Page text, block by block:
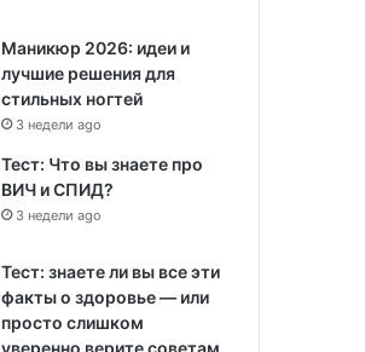
Маникюр 2026: идеи и
лучшие решения для
стильных ногтей
3 недели ago
Тест: Что вы знаете про
ВИЧ и СПИД?
3 недели ago
Тест: знаете ли вы все эти
факты о здоровье — или
просто слишком
уверенно верите советам